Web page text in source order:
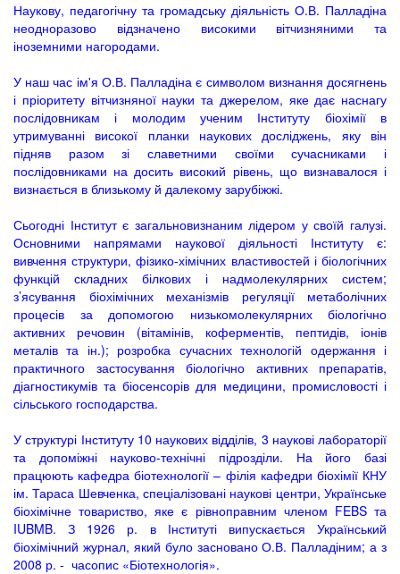
Наукову, педагогічну та громадську діяльність О.В. Палладіна
неодноразово відзначено високими вітчизняними та
іноземними нагородами.
У наш час ім'я О.В. Палладіна є символом визнання досягнень
і пріоритету вітчизняної науки та джерелом, яке дає наснагу
послідовникам і молодим ученим Інституту біохімії в
утримуванні високої планки наукових досліджень, яку він
підняв разом зі славетними своїми сучасниками і
послідовниками на досить високий рівень, що визнавалося і
визнається в близькому й далекому зарубіжжі.
Сьогодні Інститут є загальновизнаним лідером у своїй галузі.
Основними напрямами наукової діяльності Інституту є:
вивчення структури, фізико-хімічних властивостей і біологічних
функцій складних білкових і надмолекулярних систем;
з’ясування біохімічних механізмів регуляції метаболічних
процесів за допомогою низькомолекулярних біологічно
активних речовин (вітамінів, коферментів, пептидів, іонів
металів та ін.); розробка сучасних технологій одержання і
практичного застосування біологічно активних препаратів,
діагностикумів та біосенсорів для медицини, промисловості і
сільського господарства.
У структурі Інституту 10 наукових відділів, 3 наукові лабораторії
та допоміжні науково-технічні підрозділи. На його базі
працюють кафедра біотехнології – філія кафедри біохімії КНУ
ім. Тараса Шевченка, спеціалізовані наукові центри, Українське
біохімічне товариство, яке є рівноправним членом FEBS та
IUBMB. З 1926 р. в Інституті випускається Український
біохімічний журнал, який було засновано О.В. Палладіним; а з
2008 р. - часопис «Біотехнологія».